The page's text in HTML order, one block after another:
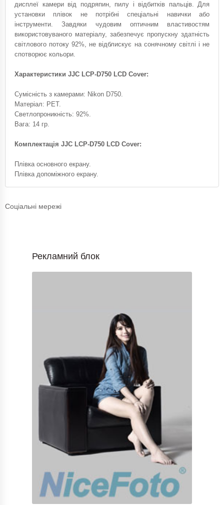
дисплеї камери від подряпин, пилу і відбитків пальців. Для
установки плівок не потрібні спеціальні навички або
інструменти. Завдяки чудовим оптичним властивостям
використовуваного матеріалу, забезпечує пропускну здатність
світлового потоку 92%, не відблискує на сонячному світлі і не
спотворює кольори.
Характеристики JJC LCP-D750 LCD Cover:
Сумісність з камерами: Nikon D750.
Матеріал: PET.
Светлопроникність: 92%.
Вага: 14 гр.
Комплектація JJC LCP-D750 LCD Cover:
Плівка основного екрану.
Плівка допоміжного екрану.
Соціальні мережі
Рекламний блок